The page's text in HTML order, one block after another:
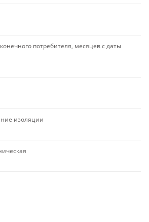
потребителя, месяцев с даты
изоляции